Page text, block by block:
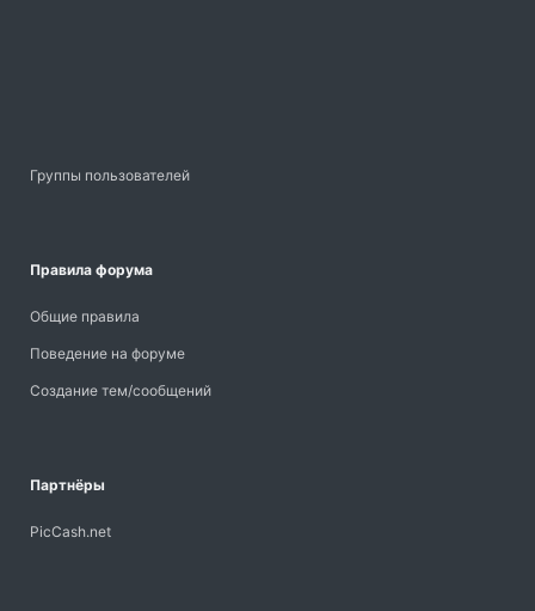
Группы пользователей
Правила форума
Общие правила
Поведение на форуме
Создание тем/сообщений
Партнёры
PicCash.net